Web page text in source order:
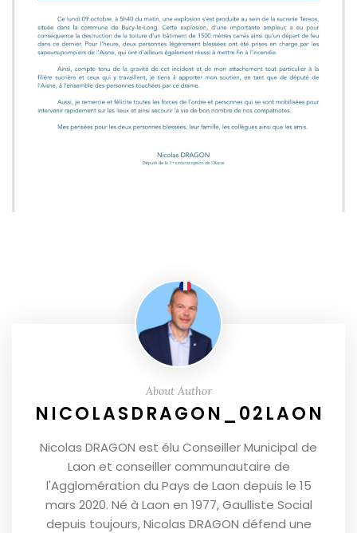
About Author
NICOLASDRAGON_02LAON
Nicolas DRAGON est élu Conseiller Municipal de
Laon et conseiller communautaire de
l'Agglomération du Pays de Laon depuis le 15
mars 2020. Né à Laon en 1977, Gaulliste Social
depuis toujours, Nicolas DRAGON défend une